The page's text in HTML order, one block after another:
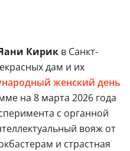
Кирик в Санкт-
дам и их
женский день
на 8 марта 2026 года
с органной
вояж от
и страстная